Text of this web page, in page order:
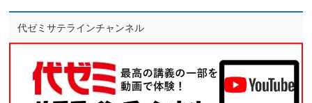
代ゼミサテラインチャンネル